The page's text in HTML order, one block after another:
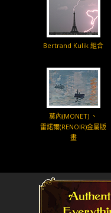
Bertrand Kulik 組合
莫內(MONET) 、
雷諾爾(RENOIR)金屬版
畫